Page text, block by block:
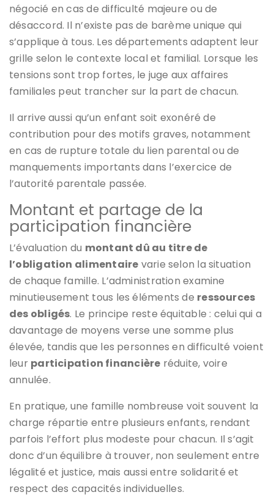
négocié en cas de difficulté majeure ou de
désaccord. Il n’existe pas de barème unique qui
s’applique à tous. Les départements adaptent leur
grille selon le contexte local et familial. Lorsque les
tensions sont trop fortes, le juge aux affaires
familiales peut trancher sur la part de chacun.
Il arrive aussi qu’un enfant soit exonéré de
contribution pour des motifs graves, notamment
en cas de rupture totale du lien parental ou de
manquements importants dans l’exercice de
l’autorité parentale passée.
Montant et partage de la
participation financière
L’évaluation du montant dû au titre de
l’obligation alimentaire varie selon la situation
de chaque famille. L’administration examine
minutieusement tous les éléments de ressources
des obligés. Le principe reste équitable : celui qui a
davantage de moyens verse une somme plus
élevée, tandis que les personnes en difficulté voient
leur participation financière réduite, voire
annulée.
En pratique, une famille nombreuse voit souvent la
charge répartie entre plusieurs enfants, rendant
parfois l’effort plus modeste pour chacun. Il s’agit
donc d’un équilibre à trouver, non seulement entre
légalité et justice, mais aussi entre solidarité et
respect des capacités individuelles.